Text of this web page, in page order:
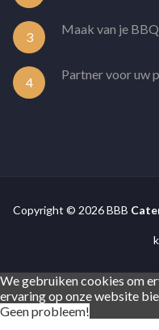
3
Maak van je
4
Partner voor uw
Copyright © 2026 BBB
We gebruiken cookies om
ervaring op onze website
Geen probleem!